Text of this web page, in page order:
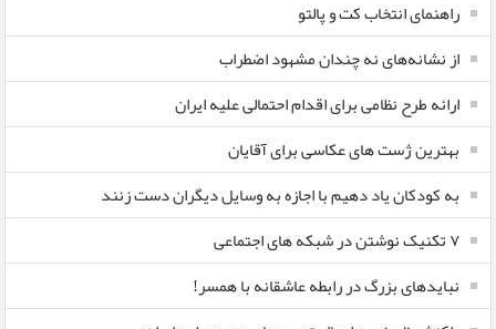
راهنمای انتخاب کت و پالتو
از نشانه‌های نه چندان مشهود اضطراب
ارائه طرح نظامی برای اقدام احتمالی علیه ایران
بهترین ژست های عکاسی برای آقایان
به کودکان یاد دهیم با اجازه به وسایل دیگران دست زنند
۷ تکنیک نوشتن در شبکه های اجتماعی
نبایدهای بزرگ در رابطه عاشقانه با همسر!